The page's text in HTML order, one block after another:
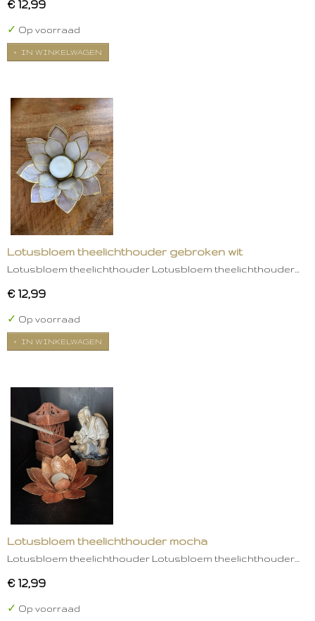
€ 12,99
✓ Op voorraad
IN WINKELWAGEN
Lotusbloem theelichthouder gebroken wit
Lotusbloem theelichthouder Lotusbloem theelichthouder…
€ 12,99
✓ Op voorraad
IN WINKELWAGEN
Lotusbloem theelichthouder mocha
Lotusbloem theelichthouder Lotusbloem theelichthouder…
€ 12,99
✓ Op voorraad